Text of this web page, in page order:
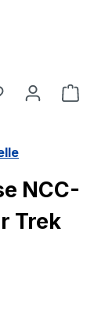
Du hast 0
NCC-
Trek